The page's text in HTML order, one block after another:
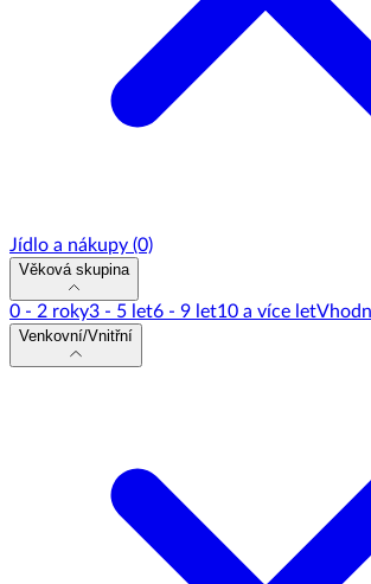
Jídlo a nákupy (0)
Věková skupina
0 - 2 roky3 - 5 let6 - 9 let10 a více let
Venkovní/Vnitřní